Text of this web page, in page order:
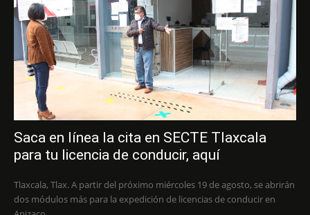
Saca en línea la cita en SECTE Tlaxcala
para tu licencia de conducir, aquí
Tlaxcala, Tlax. A partir del próximo miércoles 19 de agosto, se abrirán
dos módulos más para la expedición de licencias de conducir en